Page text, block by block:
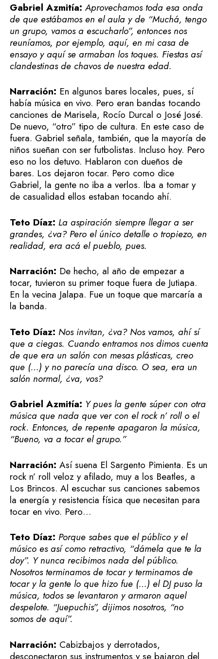
Gabriel Azmitía: Aprovechamos toda esa onda
de que estábamos en el aula y de “Muchá, tengo
un grupo, vamos a escucharlo”, entonces nos
reuníamos, por ejemplo, aquí, en mi casa de
ensayo y aquí se armaban los toques. Fiestas así
clandestinas de chavos de nuestra edad.
Narración: En algunos bares locales, pues, sí
había música en vivo. Pero eran bandas tocando
canciones de Marisela, Rocío Durcal o José José.
De nuevo, “otro” tipo de cultura. En este caso de
fuera. Gabriel señala, también, que la mayoría de
niños sueñan con ser futbolistas. Incluso hoy. Pero
eso no los detuvo. Hablaron con dueños de
bares. Los dejaron tocar. Pero como dice
Gabriel, la gente no iba a verlos. Iba a tomar y
de casualidad ellos estaban tocando ahí.
Teto Díaz: La aspiración siempre llegar a ser
grandes, ¿va? Pero el único detalle o tropiezo, en
realidad, era acá el pueblo, pues.
Narración: De hecho, al año de empezar a
tocar, tuvieron su primer toque fuera de Jutiapa.
En la vecina Jalapa. Fue un toque que marcaría a
la banda.
Teto Díaz: Nos invitan, ¿va? Nos vamos, ahí sí
que a ciegas. Cuando entramos nos dimos cuenta
de que era un salón con mesas plásticas, creo
que (…) y no parecía una disco. O sea, era un
salón normal, ¿va, vos?
Gabriel Azmitía: Y pues la gente súper con otra
música que nada que ver con el rock n’ roll o el
rock. Entonces, de repente apagaron la música,
“Bueno, va a tocar el grupo.”
Narración: Así suena El Sargento Pimienta. Es un
rock n’ roll veloz y afilado, muy a los Beatles, a
Los Brincos. Al escuchar sus canciones sabemos
la energía y resistencia física que necesitan para
tocar en vivo. Pero…
Teto Díaz: Porque sabes que el público y el
músico es así como retractivo, “dámela que te la
doy”. Y nunca recibimos nada del público.
Nosotros terminamos de tocar y terminamos de
tocar y la gente lo que hizo fue (…) el DJ puso la
música, todos se levantaron y armaron aquel
despelote. “Juepuchis”, dijimos nosotros, “no
somos de aquí”.
Narración: Cabizbajos y derrotados,
desconectaron sus instrumentos y se bajaron del